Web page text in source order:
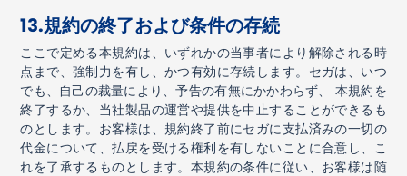
13.規約の終了および条件の存続
ここで定める本規約は、いずれかの当事者により解除される時
点まで、強制力を有し、かつ有効に存続します。セガは、いつ
でも、自己の裁量により、予告の有無にかかわらず、 本規約を
終了するか、当社製品の運営や提供を中止することができるも
のとします。お客様は、規約終了前にセガに支払済みの一切の
代金について、払戻を受ける権利を有しないことに合意し、こ
れを了承するものとします。本規約の条件に従い、お客様は随